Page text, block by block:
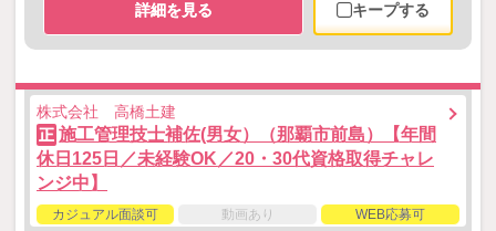
詳細を見る キープする
株式会社 高橋土建
正 施工管理技士補佐(男女）（那覇市前島）【年間
休日125日／未経験OK／20・30代資格取得チャレ
ンジ中】
カジュアル面談可 動画あり WEB応募可